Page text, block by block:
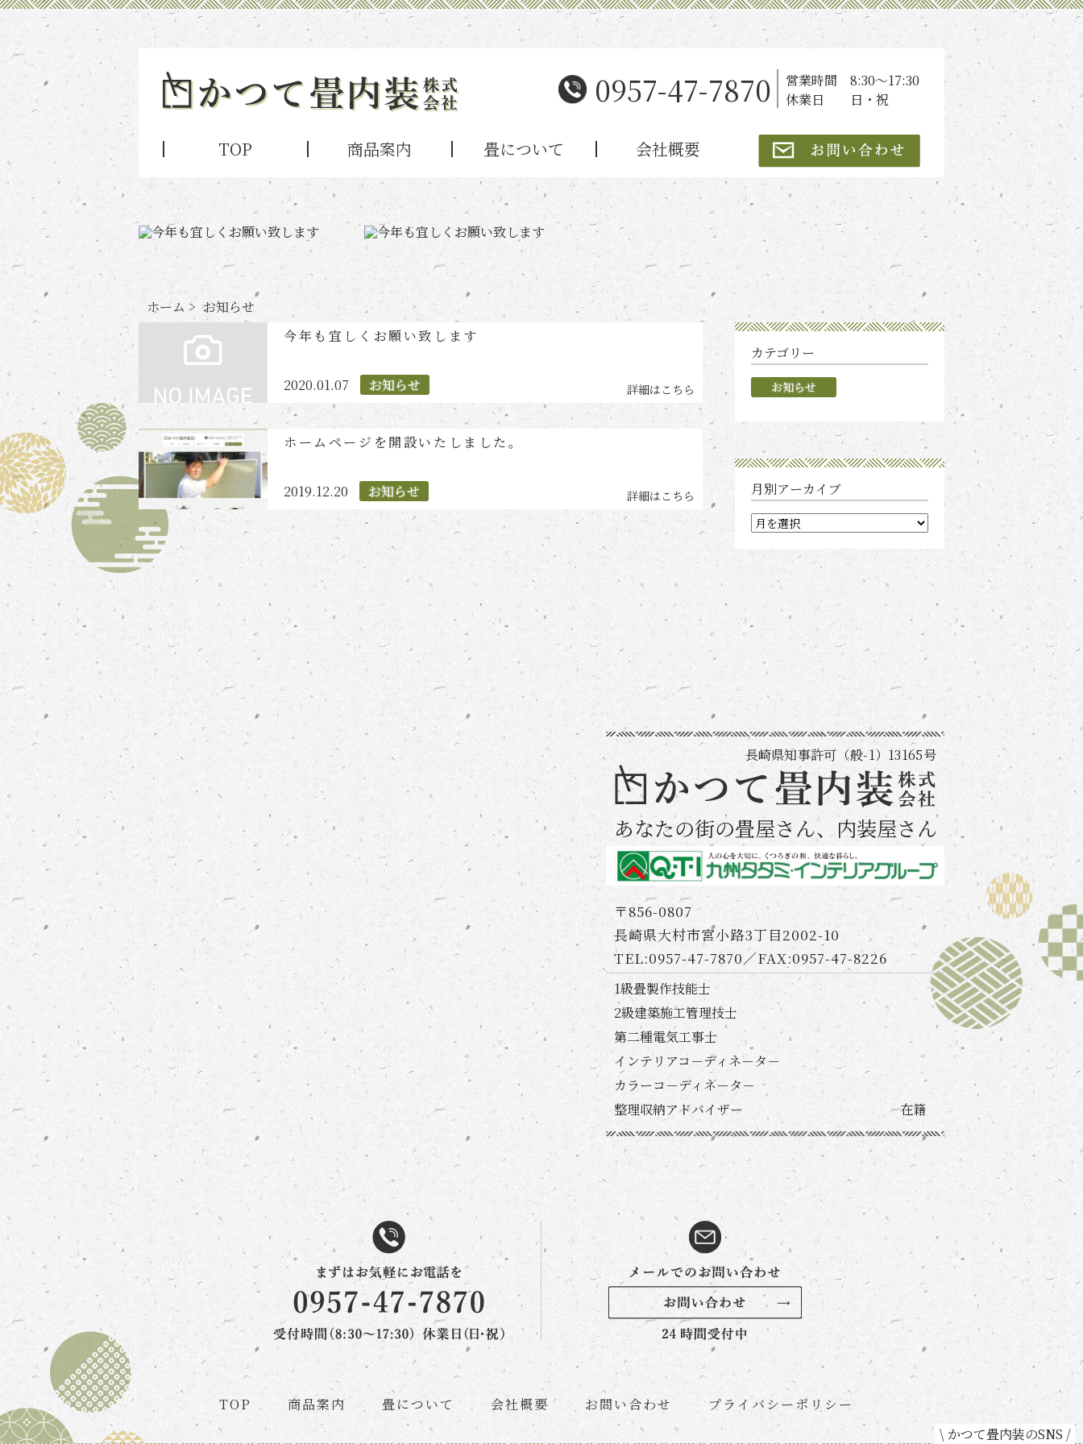
0957-47-7870
営業時間 8:30～17:30
休業日 日・祝
TOP 商品案内 畳について 会社概要
ホーム > お知らせ
今年も宜しくお願い致します
2020.01.07 お知らせ 詳細はこちら
ホームページを開設いたしました。
2019.12.20 お知らせ 詳細はこちら
カテゴリー
お知らせ
月別アーカイブ
月
別
ー
イ
ブ
長崎県知事許可（般-1）13165号
あなたの街の畳屋さん、内装屋さん
〒856-0807
長崎県大村市宮小路3丁目2002-10
TEL:0957-47-7870／FAX:0957-47-8226
1級畳製作技能士
2級建築施工管理技士
第二種電気工事士
インテリアコ－ディネ－タ－
カラーコ－ディネ－タ－
整理収納アドバイザー
在籍
TOP 商品案内 畳について 会社概要 お問い合わせ
プライバシーポリシー
\ かつて畳内装のSNS /